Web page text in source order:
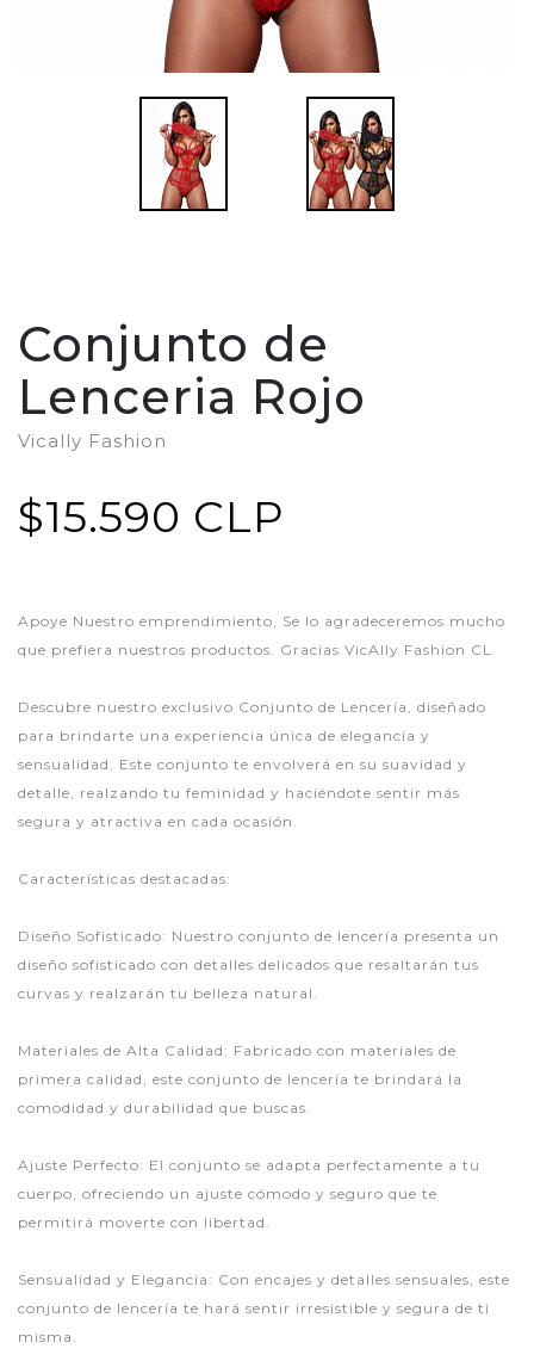
Conjunto de
Lenceria Rojo
Vically Fashion
$15.590 CLP
Apoye Nuestro emprendimiento, Se lo agradeceremos mucho
que prefiera nuestros productos. Gracias VicAlly Fashion CL
Descubre nuestro exclusivo Conjunto de Lencería, diseñado
para brindarte una experiencia única de elegancia y
sensualidad. Este conjunto te envolverá en su suavidad y
detalle, realzando tu feminidad y haciéndote sentir más
segura y atractiva en cada ocasión.
Características destacadas:
Diseño Sofisticado: Nuestro conjunto de lencería presenta un
diseño sofisticado con detalles delicados que resaltarán tus
curvas y realzarán tu belleza natural.
Materiales de Alta Calidad: Fabricado con materiales de
primera calidad, este conjunto de lencería te brindará la
comodidad y durabilidad que buscas.
Ajuste Perfecto: El conjunto se adapta perfectamente a tu
cuerpo, ofreciendo un ajuste cómodo y seguro que te
permitirá moverte con libertad.
Sensualidad y Elegancia: Con encajes y detalles sensuales, este
conjunto de lencería te hará sentir irresistible y segura de ti
misma.